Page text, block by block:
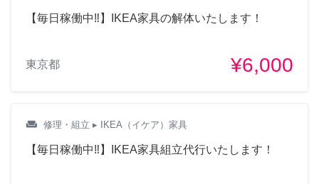
【毎日稼働中‼︎】IKEA家具の解体いたします！
東京都 ¥6,000
weekend 修理・組立 ▸ IKEA（イケア）家具
【毎日稼働中‼︎】IKEA家具組立代行いたします！